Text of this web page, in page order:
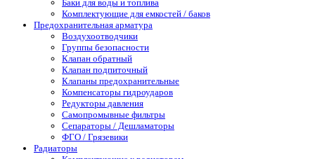
Баки для воды и топлива
Комплектующие для емкостей / баков
Предохранительная арматура
Воздухоотводчики
Группы безопасности
Клапан обратный
Клапан подпиточный
Клапаны предохранительные
Компенсаторы гидроударов
Редукторы давления
Самопромывные фильтры
Сепараторы / Дешламаторы
ФГО / Грязевики
Радиаторы